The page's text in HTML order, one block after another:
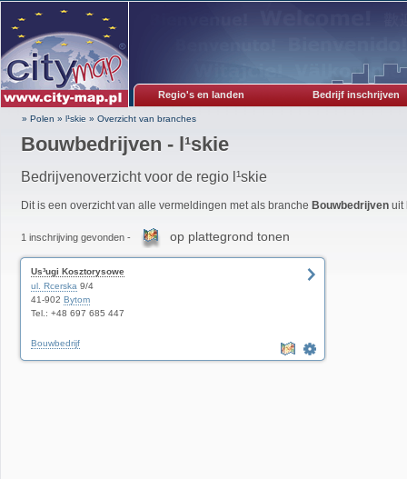
Regio's en landen Bedrijf inschrijven
» Polen » l¹skie » Overzicht van branches
Bouwbedrijven - l¹skie
Bedrijvenoverzicht voor de regio l¹skie
Dit is een overzicht van alle vermeldingen met als branche Bouwbedrijven uit
1 inschrijving gevonden - op plattegrond tonen
Us³ugi Kosztorysowe
ul. Rcerska 9/4
41-902 Bytom
Tel.: +48 697 685 447
Bouwbedrijf